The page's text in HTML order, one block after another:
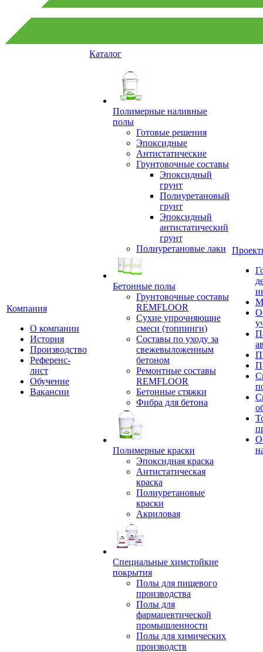
Компания
О компании
История
Производство
Референс-
лист
Обучение
Вакансии
Каталог
Полимерные наливные
полы
Готовые решения
Эпоксидные
Антистатические
Грунтовочные составы
Эпоксидный
грунт
Полиуретановый
грунт
Эпоксидный
антистатический
грунт
Полиуретановые лаки
Бетонные полы
Грунтовочные составы
REMFLOOR
Сухие упрочняющие
смеси (топпинги)
Составы по уходу за
свежевыложенным
бетоном
Ремонтные составы
REMFLOOR
Бетонные стяжки
Фибра для бетона
Полимерные краски
Эпоксидная краска
Антистатическая
краска
Полиуретановые
краски
Акриловая
Специальные химстойкие
покрытия
Полы для пищевого
производства
Полы для
фармацевтической
промышленности
Полы для химических
производств